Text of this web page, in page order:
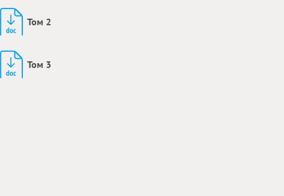
Том 2
Том 3